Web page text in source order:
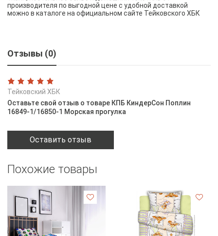
производителя по выгодной цене с удобной доставкой
можно в каталоге на официальном сайте Тейковского ХБК
Отзывы (0)
Тейковский ХБК
Оставьте свой отзыв о товаре КПБ КиндерСон Поплин
16849-1/16850-1 Морская прогулка
Оставить отзыв
Похожие товары